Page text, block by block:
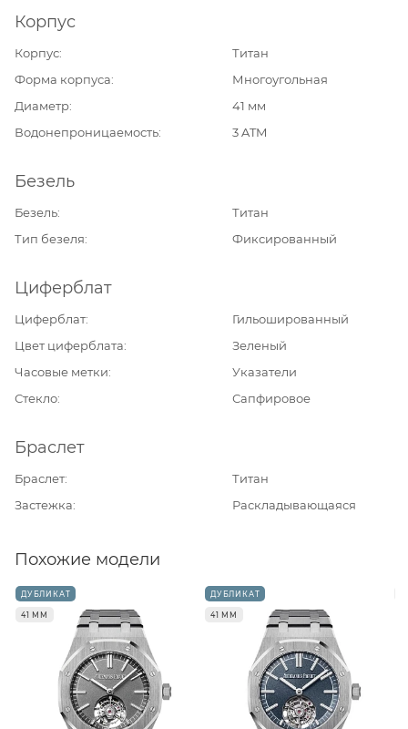
Корпус
Корпус
Титан
Форма корпуса
Многоугольная
Диаметр
41 мм
Водонепроницаемость
3 ATM
Безель
Безель
Титан
Тип безеля
Фиксированный
Циферблат
Циферблат
Гильошированный
Цвет циферблата
Зеленый
Часовые метки
Указатели
Стекло
Сапфировое
Браслет
Браслет
Титан
Застежка
Раскладывающаяся
Похожие модели
ДУБЛИКАТ
41 ММ
ДУБЛИКАТ
41 ММ